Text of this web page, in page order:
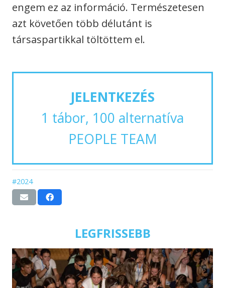
engem ez az információ. Természetesen
azt követően több délutánt is
társaspartikkal töltöttem el.
JELENTKEZÉS
1 tábor, 100 alternatíva
PEOPLE TEAM
#2024
LEGFRISSEBB